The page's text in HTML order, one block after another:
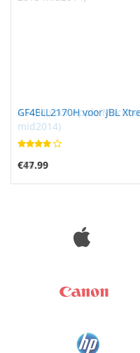
GF4ELL2170H voor JBL
€47.99